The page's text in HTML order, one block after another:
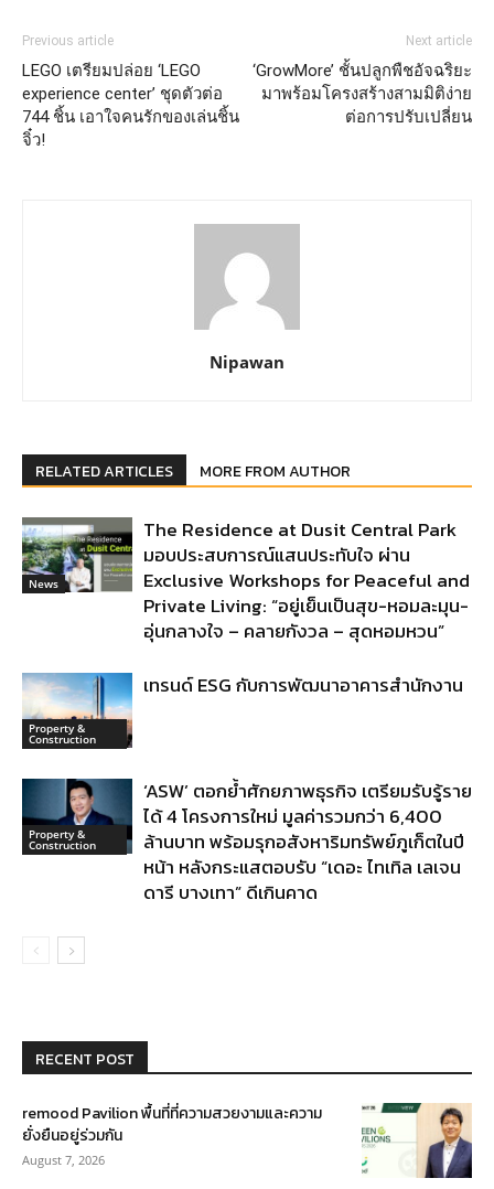
Previous article
LEGO เตรียมปล่อย ‘LEGO
experience center’ ชุดตัวต่อ
744 ชิ้น เอาใจคนรักของเล่นชิ้น
จิ๋ว!
Next article
‘GrowMore’ ชั้นปลูกพืชอัจฉริยะ
มาพร้อมโครงสร้างสามมิติง่าย
ต่อการปรับเปลี่ยน
Nipawan
RELATED ARTICLES MORE FROM AUTHOR
News
The Residence at Dusit Central Park
มอบประสบการณ์แสนประทับใจ ผ่าน
Exclusive Workshops for Peaceful and
Private Living: “อยู่เย็นเป็นสุข-หอมละมุน-
อุ่นกลางใจ – คลายกังวล – สุดหอมหวน”
Property &
Construction
เทรนด์ ESG กับการพัฒนาอาคารสำนักงาน
Property &
Construction
‘ASW’ ตอกย้ำศักยภาพธุรกิจ เตรียมรับรู้ราย
ได้ 4 โครงการใหม่ มูลค่ารวมกว่า 6,400
ล้านบาท พร้อมรุกอสังหาริมทรัพย์ภูเก็ตในปี
หน้า หลังกระแสตอบรับ “เดอะ ไทเทิล เลเจน
ดารี บางเทา” ดีเกินคาด
RECENT POST
remood Pavilion พื้นที่ที่ความสวยงามและความ
ยั่งยืนอยู่ร่วมกัน
August 7, 2026